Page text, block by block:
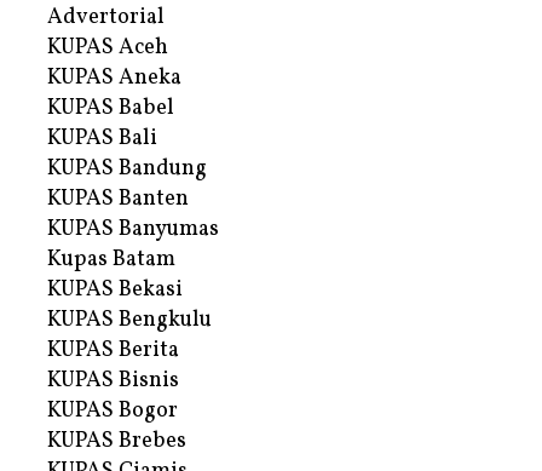
Advertorial
KUPAS Aceh
KUPAS Aneka
KUPAS Babel
KUPAS Bali
KUPAS Bandung
KUPAS Banten
KUPAS Banyumas
Kupas Batam
KUPAS Bekasi
KUPAS Bengkulu
KUPAS Berita
KUPAS Bisnis
KUPAS Bogor
KUPAS Brebes